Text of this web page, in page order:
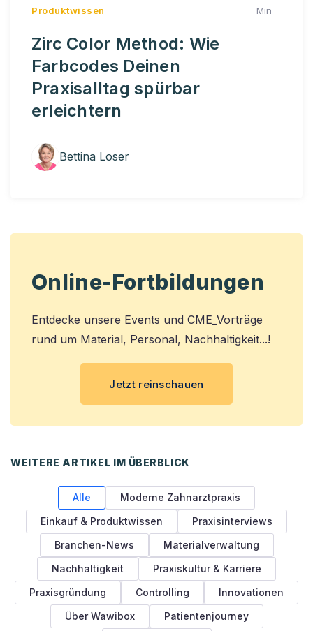
Produktwissen
Min
Zirc Color Method: Wie
Farbcodes Deinen
Praxisalltag spürbar
erleichtern
Bettina Loser
Online-Fortbildungen
Entdecke unsere Events und CME_Vorträge
rund um Material, Personal, Nachhaltigkeit...!
Jetzt reinschauen
WEITERE ARTIKEL IM ÜBERBLICK
Alle
Moderne Zahnarztpraxis
Einkauf & Produktwissen
Praxisinterviews
Branchen-News
Materialverwaltung
Nachhaltigkeit
Praxiskultur & Karriere
Praxisgründung
Controlling
Innovationen
Über Wawibox
Patientenjourney